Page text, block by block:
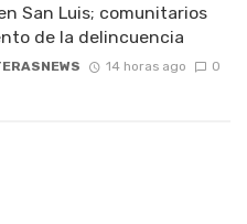
San Luis; comunitarios
de la delincuencia
14 horas ago 0